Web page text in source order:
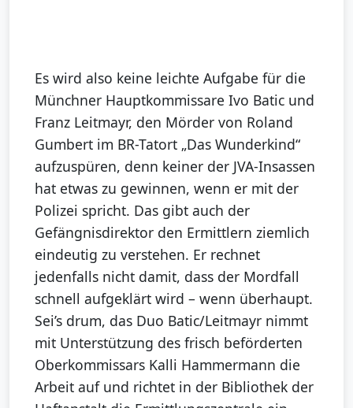
Es wird also keine leichte Aufgabe für die
Münchner Hauptkommissare Ivo Batic und
Franz Leitmayr, den Mörder von Roland
Gumbert im BR-Tatort „Das Wunderkind“
aufzuspüren, denn keiner der JVA-Insassen
hat etwas zu gewinnen, wenn er mit der
Polizei spricht. Das gibt auch der
Gefängnisdirektor den Ermittlern ziemlich
eindeutig zu verstehen. Er rechnet
jedenfalls nicht damit, dass der Mordfall
schnell aufgeklärt wird – wenn überhaupt.
Sei’s drum, das Duo Batic/Leitmayr nimmt
mit Unterstützung des frisch beförderten
Oberkommissars Kalli Hammermann die
Arbeit auf und richtet in der Bibliothek der